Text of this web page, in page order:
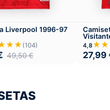
Liverpool 1996-97
(104)
49,50€
4,8
27,99